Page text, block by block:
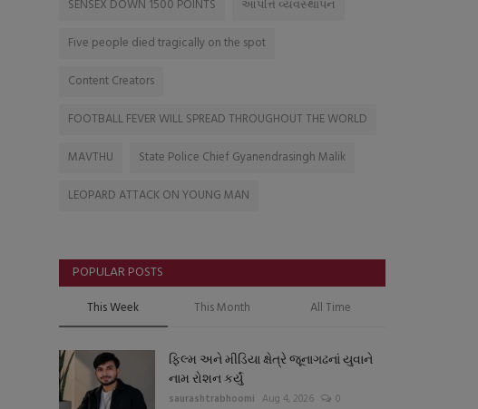
SENSEX DOWN 1500 POINTS
આપત્તિ વ્યવસ્થાપન
Five people died tragically on the spot
Content Creators
FOOTBALL FEVER WILL SPREAD THROUGHOUT THE WORLD
MAVTHU
State Police Chief Gyanendrasingh Malik
LEOPARD ATTACK ON YOUNG MAN
POPULAR POSTS
This Week This Month All Time
ફિલ્મ અને મીડિયા ક્ષેત્રે જૂનાગઢનાં યુવાને
નામ રોશન કર્યું
saurashtrabhoomi Aug 4, 2026 0